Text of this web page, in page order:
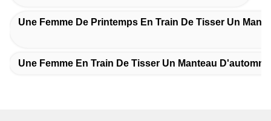
Une Femme De Printemps En Train De Tisser Un
Une Femme En Train De Tisser Un Manteau D'automne